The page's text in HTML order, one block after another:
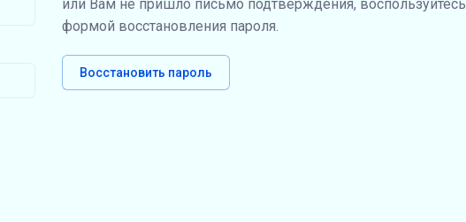
или Вам не пришло письмо подтверждения, воспользуйтесь
формой восстановления пароля.
Восстановить пароль